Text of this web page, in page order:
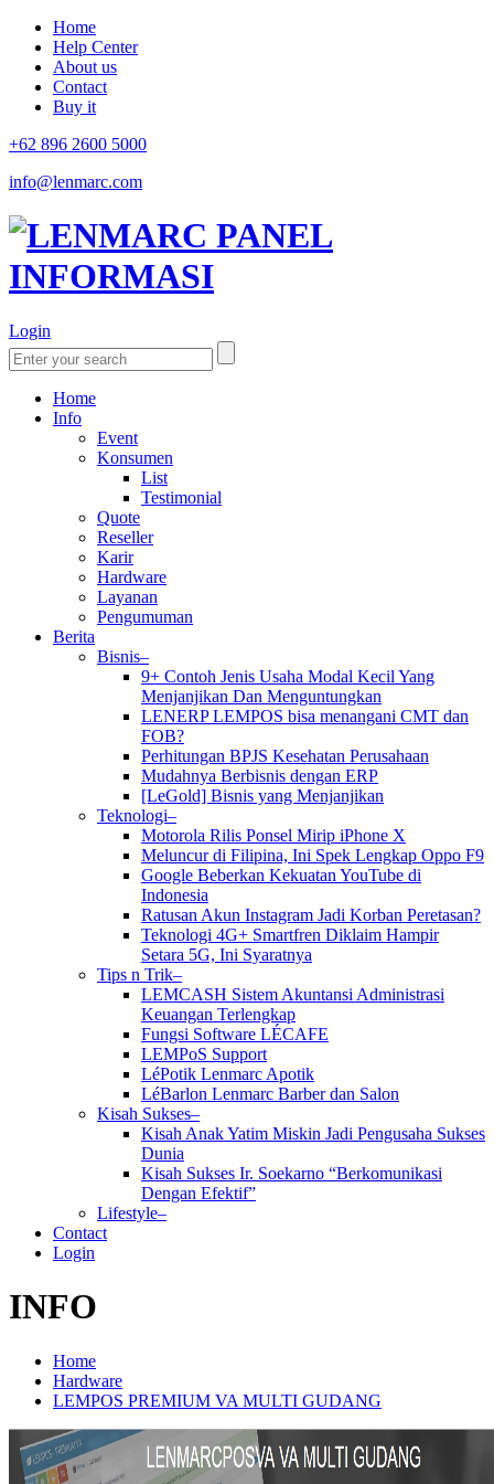
Home
Help Center
About us
Contact
Buy it
+62 896 2600 5000
info@lenmarc.com
Login
Home
Info
Event
Konsumen
List
Testimonial
Quote
Reseller
Karir
Hardware
Layanan
Pengumuman
Berita
Bisnis–
9+ Contoh Jenis Usaha Modal Kecil Yang
Menjanjikan Dan Menguntungkan
LENERP LEMPOS bisa menangani CMT dan
FOB?
Perhitungan BPJS Kesehatan Perusahaan
Mudahnya Berbisnis dengan ERP
[LeGold] Bisnis yang Menjanjikan
Teknologi–
Motorola Rilis Ponsel Mirip iPhone X
Meluncur di Filipina, Ini Spek Lengkap Oppo F9
Google Beberkan Kekuatan YouTube di
Indonesia
Ratusan Akun Instagram Jadi Korban Peretasan?
Teknologi 4G+ Smartfren Diklaim Hampir
Setara 5G, Ini Syaratnya
Tips n Trik–
LEMCASH Sistem Akuntansi Administrasi
Keuangan Terlengkap
Fungsi Software LÉCAFE
LEMPoS Support
LéPotik Lenmarc Apotik
LéBarlon Lenmarc Barber dan Salon
Kisah Sukses–
Kisah Anak Yatim Miskin Jadi Pengusaha Sukses
Dunia
Kisah Sukses Ir. Soekarno “Berkomunikasi
Dengan Efektif”
Lifestyle–
Contact
Login
INFO
Home
Hardware
LEMPOS PREMIUM VA MULTI GUDANG